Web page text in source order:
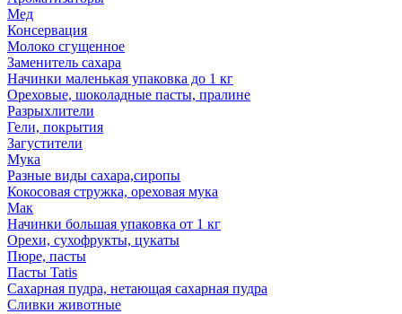
Мед
Консервация
Молоко сгущенное
Заменитель сахара
Начинки маленькая упаковка до 1 кг
Ореховые, шоколадные пасты, пралине
Разрыхлители
Гели, покрытия
Загустители
Мука
Разные виды сахара,сиропы
Кокосовая стружка, ореховая мука
Мак
Начинки большая упаковка от 1 кг
Орехи, сухофрукты, цукаты
Пюре, пасты
Пасты Tatis
Сахарная пудра, нетающая сахарная пудра
Сливки животные